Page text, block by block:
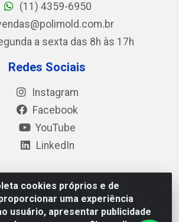
cookies próprios e de
uma experiência
usuário, apresentar publicidade
(11) 4359-6950
a sexta das 8h às 17h
Redes Sociais
Instagram
Facebook
YouTube
LinkedIn
Ltda - Estrada dos Casa, 4585 – São
/ SP – CEP: 09.840-000 - CNPJ
44.106.466/0001-41